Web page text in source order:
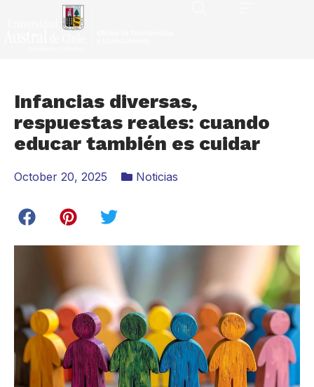
Infancias diversas,
respuestas reales: cuando
educar también es cuidar
October 20, 2025 Noticias